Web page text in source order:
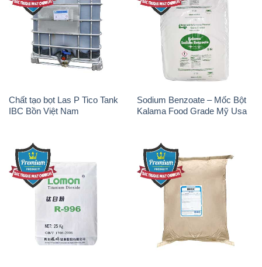
Chất tạo bọt Las P Tico Tank
IBC Bồn Việt Nam
Sodium Benzoate – Mốc Bột
Kalama Food Grade Mỹ Usa